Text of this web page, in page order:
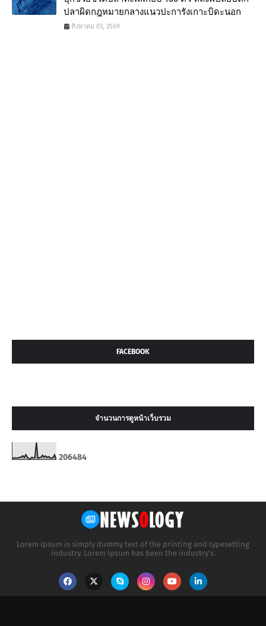
ปลาผิดกฎหมายกลางแนวปะการังเกาะบิดะนอก
สิงหาคม 03, 2569
FACEBOOK
จำนวนการดูหน้าเว็บรวม
206484
Lorem Ipsum is simply dummy text of the printing and typesetting
industry. Lorem Ipsum has been the industry's.